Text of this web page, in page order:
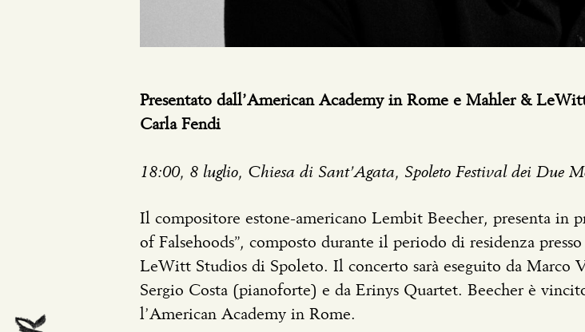
Presentato dall’American Academy in Rome e Mahler &
Carla Fendi
18:00, 8 luglio, Chiesa di Sant’Agata, Spoleto Festival dei Due
Il compositore estone-americano Lembit Beecher, presenta in
of Falsehoods”, composto durante il periodo di residenza
LeWitt Studios di Spoleto. Il concerto sarà eseguito da
Sergio Costa (pianoforte) e da Erinys Quartet. Beecher è
l’American Academy in Rome.